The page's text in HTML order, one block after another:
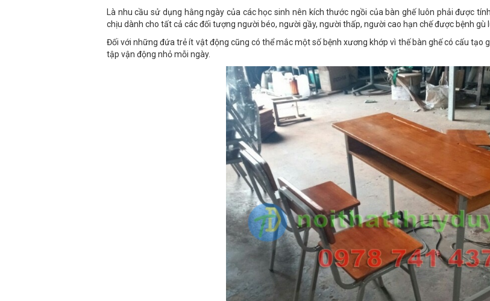
Là nhu cầu sử dụng hằng ngày của các học sinh nên kích thước ngồi của bàn ghế luôn phải được
chịu dành cho tất cả các đối tượng người béo, người gầy, người thấp, người cao hạn chế được bệnh gù
Đối với những đứa trẻ ít vật động cũng có thể mắc một số bệnh xương khớp vì thế bàn ghế có cấu
tập vận động nhỏ mỗi ngày.